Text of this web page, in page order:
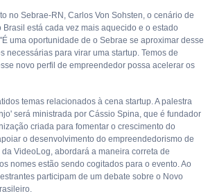
no Sebrae-RN, Carlos Von Sohsten, o cenário de
está cada vez mais aquecido e o estado
uma oportunidade de o Sebrae se aproximar desse
necessárias para virar uma startup. Temos de
novo perfil de empreendedor possa acelerar os
temas relacionados à cena startup. A palestra
será ministrada por Cássio Spina, que é fundador
criada para fomentar o crescimento do
o desenvolvimento do empreendedorismo de
VideoLog, abordará a maneira correta de
nomes estão sendo cogitados para o evento. Ao
participam de um debate sobre o Novo